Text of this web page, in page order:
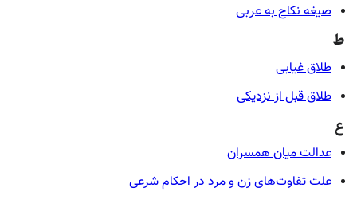
صیغه نکاح به عربی
ط
طلاق غیابی
طلاق قبل از نزدیکی
ع
عدالت میان همسران
علت تفاوت‌های زن و مرد در احکام شرعی